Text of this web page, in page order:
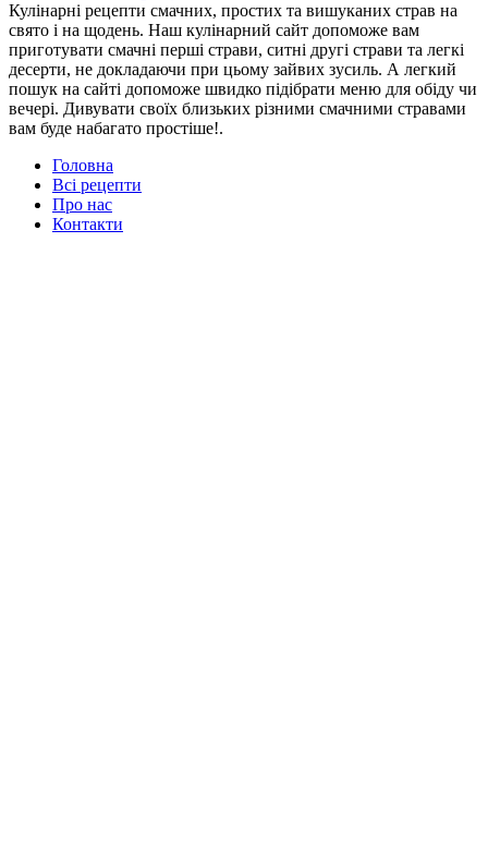
Кулінарні рецепти смачних, простих та вишуканих страв на
свято і на щодень. Наш кулінарний сайт допоможе вам
приготувати смачні перші страви, ситні другі страви та легкі
десерти, не докладаючи при цьому зайвих зусиль. А легкий
пошук на сайті допоможе швидко підібрати меню для обіду чи
вечері. Дивувати своїх близьких різними смачними стравами
вам буде набагато простіше!.
Головна
Всі рецепти
Про нас
Контакти